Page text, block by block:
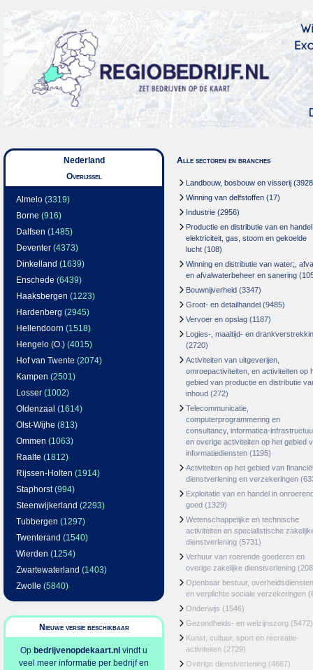
Nederland
Overijssel
Almelo (3319)
Borne (916)
Dalfsen (1485)
Deventer (4373)
Dinkelland (1639)
Enschede (6439)
Haaksbergen (1223)
Hardenberg (2945)
Hellendoorn (1518)
Hengelo (O.) (4015)
Hof van Twente (2074)
Kampen (2501)
Losser (1002)
Oldenzaal (1614)
Olst-Wijhe (813)
Ommen (1063)
Raalte (1812)
Rijssen-Holten (1914)
Staphorst(994)
Steenwijkerland (2293)
Tubbergen (1297)
Twenterand (1540)
Wierden (1254)
Zwartewaterland (1403)
Zwolle (5840)
Nieuwe versie beschikbaar
Op bedrijvenopdekaart.nl vindt u
veel meer informatie per bedrijf en
Alle sectoren en branches
Landbouw, bosbouw en visserij
Winning van delfstoffen (17)
Industrie (2956)
Productie en distributie van en
elektriciteit, gas, stoom en gekoelde
lucht (108)
Winning en distributie van water;,
en afvalwaterbeheer en sanering
Bouwnijverheid (3347)
Groot- en detailhandel (9485)
Vervoer en opslag (1187)
Logies-, maaltijd- en
(2720)
Activiteiten van uitgeverijen,
omroepactiviteiten, en activiteiten op
gebied van productie en distributie
inhoud (272)
Telecommunicatie,
computerprogrammering en
consultancy, informatica-
en overige activiteiten op het gebied
informatiediensten (1195)
Activiteiten op het gebied van
dienstverlening en verzekeringen
Exploitatie van en handel in
goed (1329)
Wetenschappelijke en technische
activiteiten en specialistische
dienstverlening (5731)
Verhuur van roerende goederen en
overige zakelijke dienstverlening
Openbaar bestuur, overheidsdiensten
en verplichte sociale verzekeringen
Onderwijs (1546)
Gezondheids- en welzijnszorg (5472)
Kunst, cultuur, sport en recreatie-
activiteiten (2729)
Overige dienstverlening (4667)